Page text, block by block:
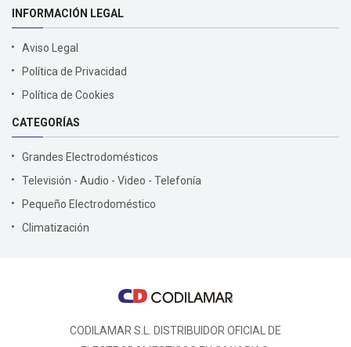
INFORMACIÓN LEGAL
Aviso Legal
Política de Privacidad
Política de Cookies
CATEGORÍAS
Grandes Electrodomésticos
Televisión - Audio - Video - Telefonía
Pequeño Electrodoméstico
Climatización
CODILAMAR S.L. DISTRIBUIDOR OFICIAL DE